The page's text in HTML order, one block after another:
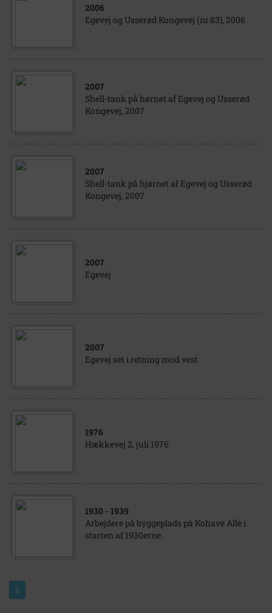
2006
Egevej og Usserød Kongevej (nr.83), 2006
2007
Shell-tank på hørnet af Egevej og Usserød
Kongevej, 2007
2007
Shell-tank på hjørnet af Egevej og Usserød
Kongevej, 2007
2007
Egevej
2007
Egevej set i retning mod vest
1976
Hækkevej 2, juli 1976
1930 - 1939
Arbejdere på byggeplads på Kohave Allé i
starten af 1930erne.
1